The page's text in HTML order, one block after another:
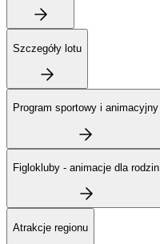
Szczegóły lotu
Program sportowy i animacyjny
Figlokluby - animacje dla rodzin
Atrakcje regionu